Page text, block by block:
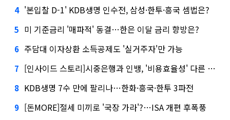
4 '본입찰 D-1' KDB생명 인수전, 삼성·한투·흥국 셈법은?
5 미 기준금리 '매파적' 동결…한은 이달 금리 향방은?
6 주담대 이자상환 소득공제도 '실거주자'만 가능
7 [인사이드 스토리]시중은행과 인뱅, '비용효율성' 다른 잣대 왜?
8 KDB생명 7수 만에 팔리나…한화·흥국·한투 3파전
9 [돈MORE]절세 미끼로 '국장 가라'?…ISA 개편 후폭풍